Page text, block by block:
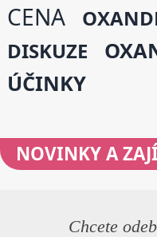
CENA
DISKUZE
ÚČINKY
NOVINKYA
Chcete